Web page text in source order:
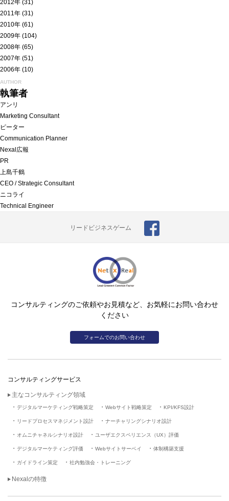
2012年 (31)
2011年 (31)
2010年 (61)
2009年 (104)
2008年 (65)
2007年 (51)
2006年 (10)
AUTHOR
執筆者
アンリ
Marketing Consultant
ピーター
Communication Planner
Nexal広報
PR
上島千鶴
CEO / Strategic Consultant
ニコライ
Technical Engineer
リードビジネスゲーム
コンサルティングのご依頼やお見積など、お気軽にお問い合わせ
ください
フォームでのお問い合わせ
コンサルティングサービス
主なコンサルティング領域
デジタルマーケティング戦略策定 Webサイト戦略策定 KPI/KFS設計
リードプロセスマネジメント設計 ナーチャリングシナリオ設計
オムニチャネルシナリオ設計 ユーザエクスペリエンス（UX）評価
デジタルマーケティング評価 Webサイトサーベイ 体制構築支援
ガイドライン策定 社内勉強会・トレーニング
Nexalの特徴